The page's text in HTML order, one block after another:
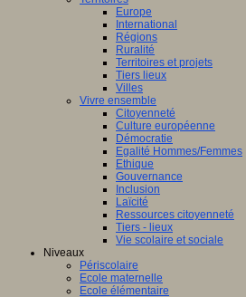
Europe
International
Régions
Ruralité
Territoires et projets
Tiers lieux
Villes
Vivre ensemble
Citoyenneté
Culture européenne
Démocratie
Egalité Hommes/Femmes
Ethique
Gouvernance
Inclusion
Laïcité
Ressources citoyenneté
Tiers - lieux
Vie scolaire et sociale
Niveaux
Périscolaire
Ecole maternelle
Ecole élémentaire